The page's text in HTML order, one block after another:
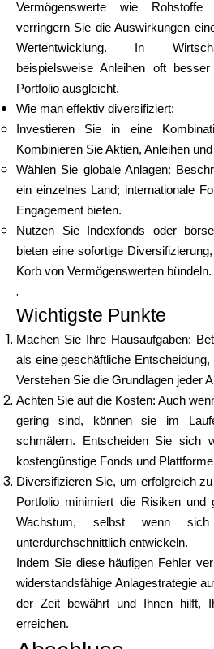
Vermögenswerte wie Rohstoffe
verringern Sie die Auswirkungen
Wertentwicklung. In
beispielsweise Anleihen oft
Portfolio ausgleicht.
Wie man effektiv diversifiziert:
Investieren Sie in eine
Kombinieren Sie Aktien, Anleihen
Wählen Sie globale Anlagen:
ein einzelnes Land; internationale
Engagement bieten.
Nutzen Sie Indexfonds oder
bieten eine sofortige
Korb von Vermögenswerten bündeln.
.
Wichtigste Punkte
Machen Sie Ihre Hausaufgaben:
als eine geschäftliche
Verstehen Sie die Grundlagen jeder
Achten Sie auf die Kosten: Auch
gering sind, können sie im
schmälern. Entscheiden Sie sich
kostengünstige Fonds und
Diversifizieren Sie, um erfolgreich
Portfolio minimiert die Risiken und
Wachstum, selbst wenn sich
unterdurchschnittlich entwickeln.
Indem Sie diese häufigen Fehler
widerstandsfähige Anlagestrategie
der Zeit bewährt und Ihnen hilft,
erreichen.